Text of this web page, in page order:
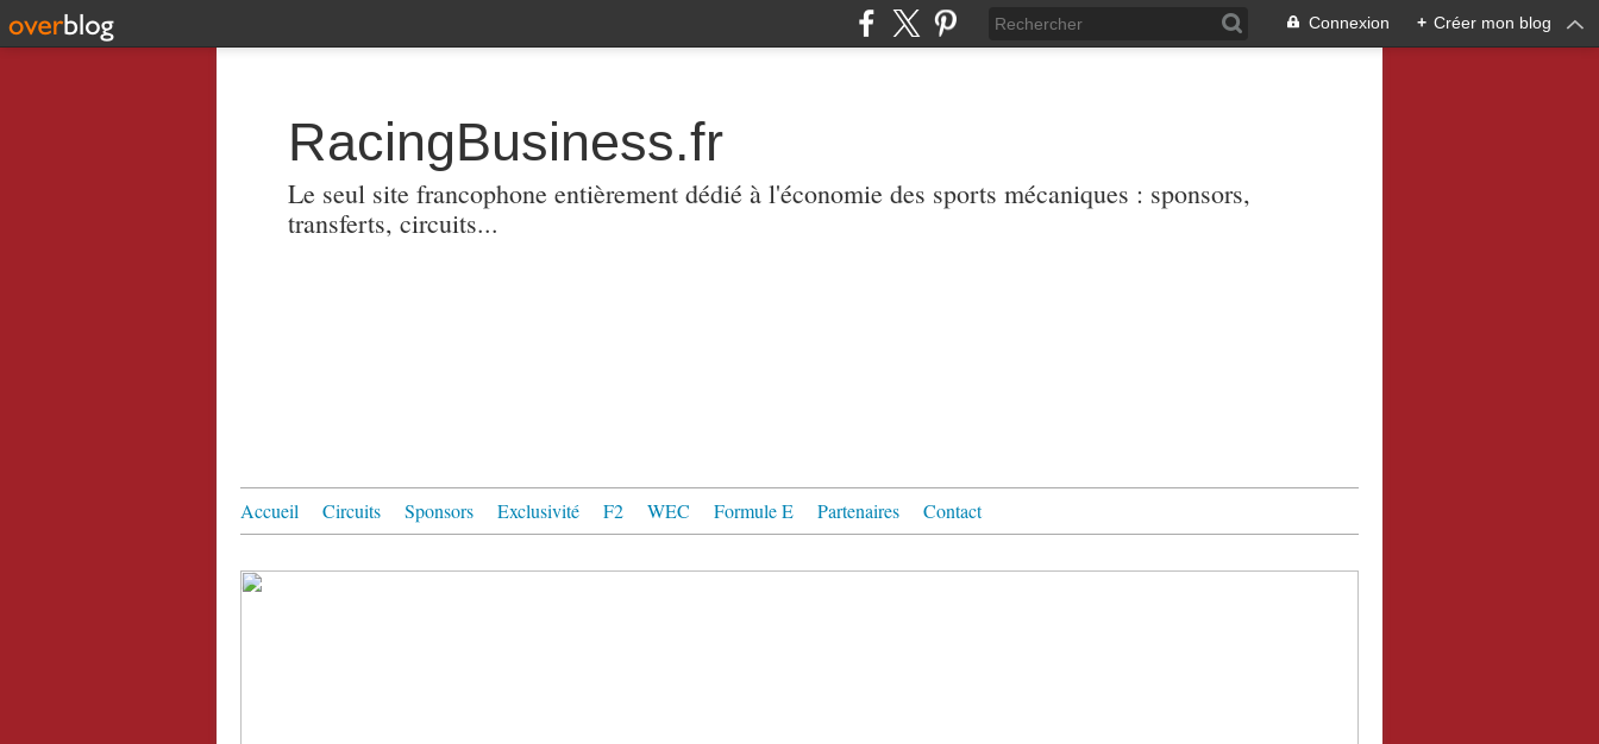
Connexion + Créer mon blog
RacingBusiness.fr
Le seul site francophone entièrement dédié à l'économie des sports mécaniques : sponsors,
transferts, circuits...
Accueil Circuits Sponsors Exclusivité F2 WEC Formule E Partenaires Contact